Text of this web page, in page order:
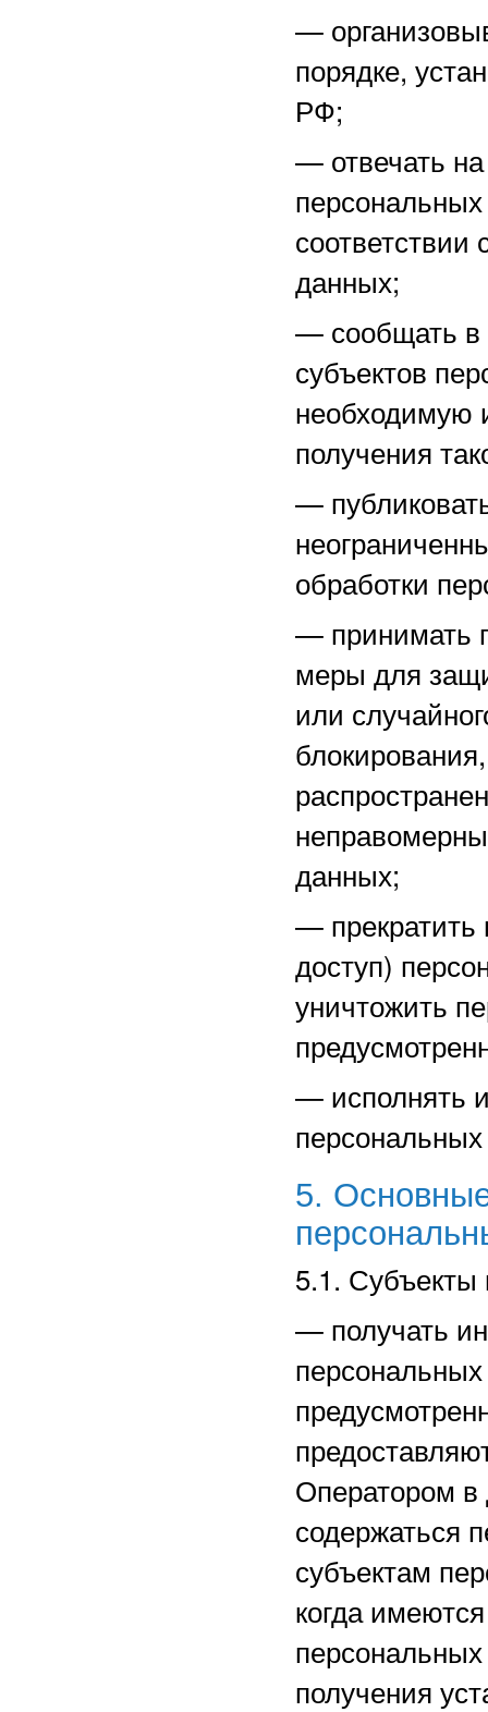
—
порядке,
РФ;
— отвечать
данных;
— сообщать
субъектов
необходимую
получения
—
обработки
— принимать
меры для
или
данных;
—
доступ)
уничтожить
— исполнять
5.
5.1.
— получать
Оператором
содержаться
субъектам
когда
получения